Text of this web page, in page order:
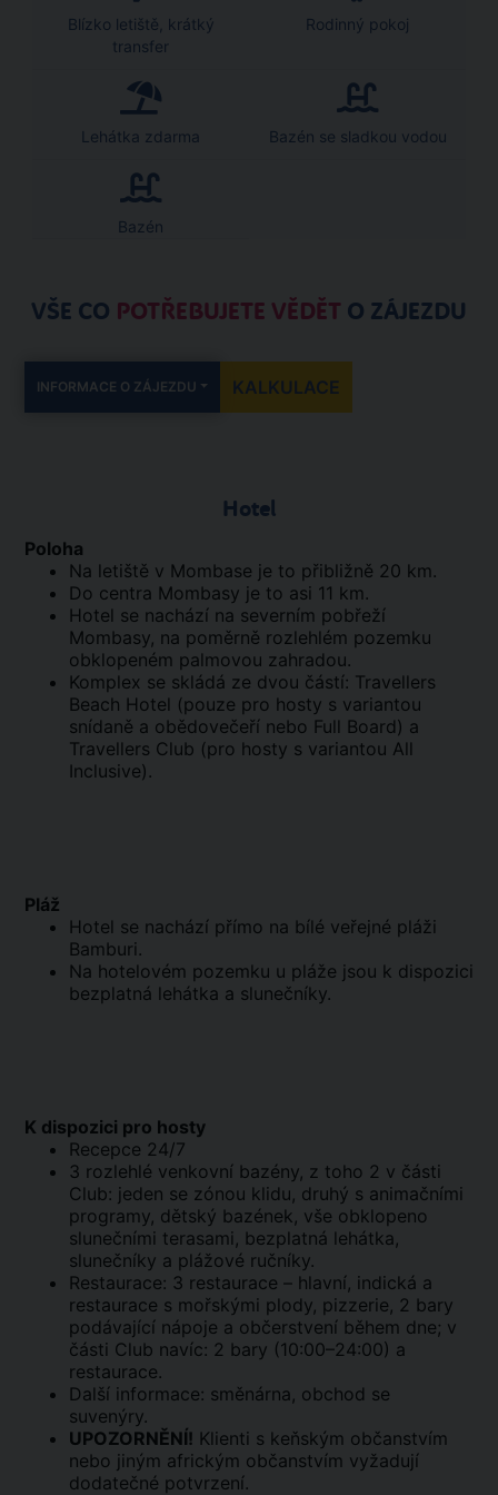
Blízko letiště, krátký
transfer
Rodinný pokoj
Lehátka zdarma Bazén se sladkou vodou
Bazén
VŠE CO POTŘEBUJETE VĚDĚT O ZÁJEZDU
INFORMACE O ZÁJEZDU KALKULACE
Hotel
Poloha
Na letiště v Mombase je to přibližně 20 km.
Do centra Mombasy je to asi 11 km.
Hotel se nachází na severním pobřeží
Mombasy, na poměrně rozlehlém pozemku
obklopeném palmovou zahradou.
Komplex se skládá ze dvou částí: Travellers
Beach Hotel (pouze pro hosty s variantou
snídaně a obědovečeří nebo Full Board) a
Travellers Club (pro hosty s variantou All
Inclusive).
Pláž
Hotel se nachází přímo na bílé veřejné pláži
Bamburi.
Na hotelovém pozemku u pláže jsou k dispozici
bezplatná lehátka a slunečníky.
K dispozici pro hosty
Recepce 24/7
3 rozlehlé venkovní bazény, z toho 2 v části
Club: jeden se zónou klidu, druhý s animačními
programy, dětský bazének, vše obklopeno
slunečními terasami, bezplatná lehátka,
slunečníky a plážové ručníky.
Restaurace: 3 restaurace – hlavní, indická a
restaurace s mořskými plody, pizzerie, 2 bary
podávající nápoje a občerstvení během dne; v
části Club navíc: 2 bary (10:00–24:00) a
restaurace.
Další informace: směnárna, obchod se
suvenýry.
UPOZORNĚNÍ! Klienti s keňským občanstvím
nebo jiným africkým občanstvím vyžadují
dodatečné potvrzení.